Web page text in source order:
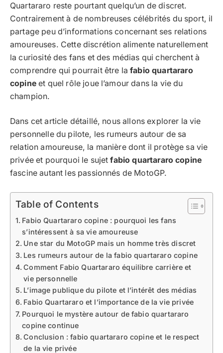
Quartararo reste pourtant quelqu’un de discret.
Contrairement à de nombreuses célébrités du sport, il
partage peu d’informations concernant ses relations
amoureuses. Cette discrétion alimente naturellement
la curiosité des fans et des médias qui cherchent à
comprendre qui pourrait être lafabio quartararo
copineet quel rôle joue l’amour dans la vie du
champion.
Dans cet article détaillé, nous allons explorer la vie
personnelle du pilote, les rumeurs autour de sa
relation amoureuse, la manière dont il protège sa vie
privée et pourquoi le sujetfabio quartararo copine
fascine autant les passionnés de MotoGP.
Table of Contents
Fabio Quartararo copine : pourquoi les fans
s’intéressent à sa vie amoureuse
Une star du MotoGP mais un homme très discret
Les rumeurs autour de la fabio quartararo copine
Comment Fabio Quartararo équilibre carrière et
vie personnelle
L’image publique du pilote et l’intérêt des médias
Fabio Quartararo et l’importance de la vie privée
Pourquoi le mystère autour de fabio quartararo
copine continue
Conclusion : fabio quartararo copine et le respect
de la vie privée